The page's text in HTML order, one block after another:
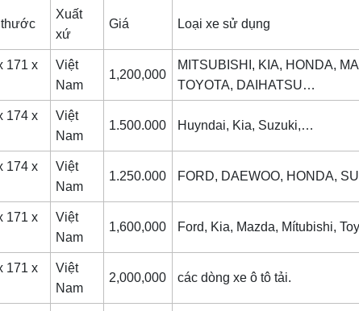
thước
Xuất
xứ
Giá Loại xe sử dụng
171 x
Việt
Nam
1,200,000
MITSUBISHI, KIA, HONDA,
TOYOTA, DAIHATSU…
174 x
Việt
Nam
1.500.000 Huyndai, Kia, Suzuki,…
174 x
Việt
Nam
1.250.000 FORD, DAEWOO, HONDA,
171 x
Việt
Nam
1,600,000 Ford, Kia, Mazda, Mítubishi,
171 x
Việt
Nam
2,000,000 các dòng xe ô tô tải.